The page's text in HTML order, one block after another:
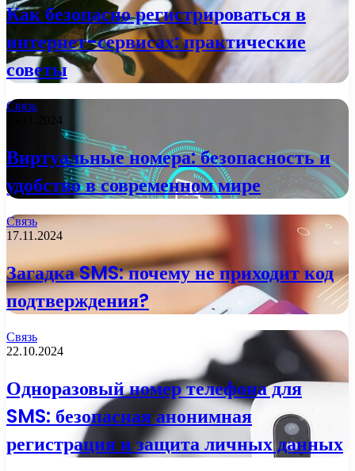
Как безопасно регистрироваться в
интернет-сервисах: практические
советы
Связь
24.11.2024
Виртуальные номера: безопасность и
удобство в современном мире
Связь
17.11.2024
Загадка SMS: почему не приходит код
подтверждения?
Связь
22.10.2024
Одноразовый номер телефона для
SMS: безопасная анонимная
регистрация и защита личных данных